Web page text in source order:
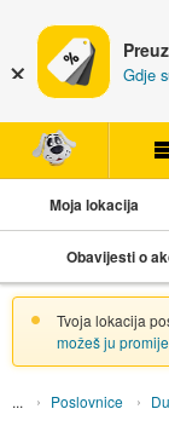
Gdje
Moja lokacija
Obavijesti o
Tvoja lokacija
možeš ju
Poslovnice